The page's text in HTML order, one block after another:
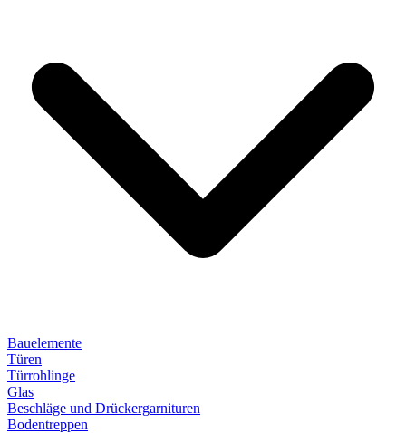
Bauelemente
Türen
Türrohlinge
Glas
Beschläge und Drückergarnituren
Bodentreppen